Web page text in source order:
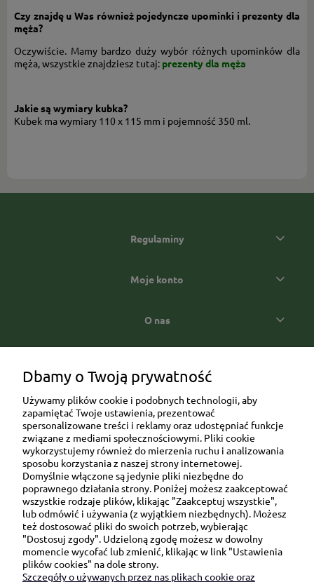
Czy znajdę u Was również pojedyncze upominki i prezenty dla
męża?
Oczywiście. Mamy bardzo duży wybór różnych upominków dla
męża, wszystkie znajdziesz tutaj: prezenty dla męża
Jakie są wymiary kubka?
Kubek ma wymiary 110 x 115 mm i pojemność 350 ml.
Regulaminy
Moje konto
O nas
Ul. Brukowa 6/8 lok. 57/58
91-341 Łódź
NIP: 6751510615
SKONTAKTUJ SIĘ Z NAMI:
Dbamy o Twoją prywatność
Używamy plików cookie i podobnych technologii, aby
zapamiętać Twoje ustawienia, prezentować
spersonalizowane treści i reklamy oraz udostępniać funkcje
związane z mediami społecznościowymi. Pliki cookie
wykorzystujemy również do mierzenia ruchu i analizowania
sposobu korzystania z naszej strony internetowej.
Domyślnie włączone są jedynie pliki niezbędne do
poprawnego działania strony. Poniżej możesz zaakceptować
wszystkie rodzaje plików, klikając "Zaakceptuj wszystkie",
lub odmówić i używania (z wyjątkiem niezbędnych). Możesz
też dostosować pliki do swoich potrzeb, wybierając
"Dostosuj zgody". Udzieloną zgodę możesz w dowolny
momencie wycofać lub zmienić, klikając w link "Ustawienia
plików cookies" na dole strony.
Szczegóły o używanych przez nas plikach cookie oraz